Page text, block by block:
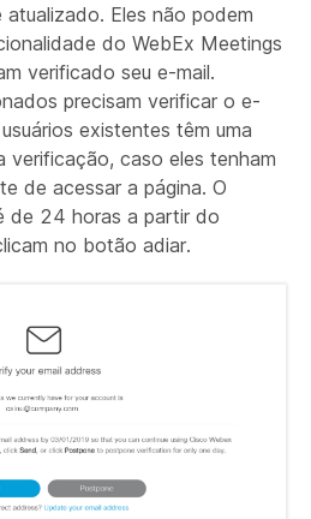
Eles não podem
do WebEx Meetings
verificado seu e-mail.
precisam verificar o e-
existentes têm uma
verificação, caso eles tenham
de acessar a página. O
de 24 horas a partir do
no botão adiar.